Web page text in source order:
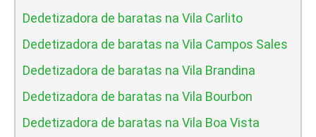
Dedetizadora de baratas na Vila Carlito
Dedetizadora de baratas na Vila Campos Sales
Dedetizadora de baratas na Vila Brandina
Dedetizadora de baratas na Vila Bourbon
Dedetizadora de baratas na Vila Boa Vista